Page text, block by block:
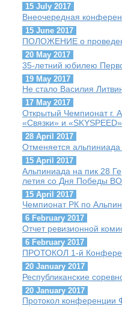
15 July 2017
Внеочередная
15 June 2017
ПОЛОЖЕНИЕ о
20 May 2017
35-летний юбилею
19 May 2017
Не стало Василия
17 May 2017
Открытый Чемпионат г.
«Связки» и «SKYSPEED»
28 April 2017
Отменяется
15 April 2017
Альпиниада на пик 28
летия со Дня Победы
15 April 2017
Чемпионат РК по
6 February 2017
Отчет ревизионной
6 February 2017
ПРОТОКОЛ 1-й
20 January 2017
Республиканские
20 January 2017
Протокол